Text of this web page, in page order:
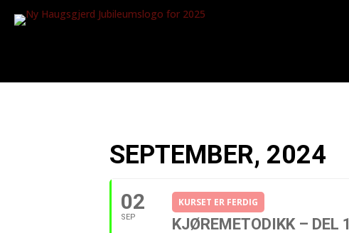
SEPTEMBER, 2024
02
SEP
KURSET ER FERDIG
KJØREMETODIKK – DEL 1